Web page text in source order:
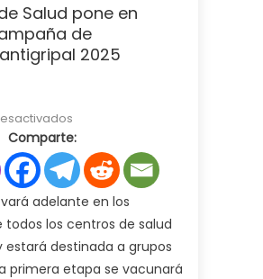
Salud pone en
de
2025
Ministerio
Salud
pone
en
marcha
la
campaña
de
vacunación
antigripal
2025
Comparte:
adelante en los
los centros de salud
estará destinada a grupos
primera etapa se vacunará